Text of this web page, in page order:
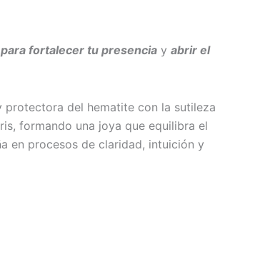
fortalecer tu presencia y abrir el
protectora del hematite con la sutileza
formando una joya que equilibra el
en procesos de claridad, intuición y